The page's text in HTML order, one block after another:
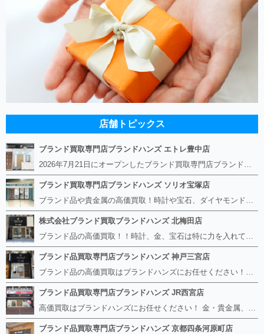
店舗トピックス
ブランド買取専門店ブランドハンズ エトレ豊中店
2026年7月21日にオープンしたブランド買取専門店ブランドハンズ エトレ豊中店です。 阪急豊中駅直結のショッピングモール エトレとよなかの１階に店舗がございます。 金・貴金属、ブランド品、時計、宝石などその他ブランド食器や美容機器、ブランド香水や化粧品などの取り扱いもございます。 熟練の鑑定士が親切・丁寧に接客、査定をさせていただきます。 査定だけでもOK。お気軽にご来店下さいませ！
ブランド買取専門店ブランドハンズ ソリオ宝塚店
ブランド品や貴金属の高価買取！時計や宝石、ダイヤモンドなど家に眠っているものがあったら捨てる前にブランドハンズへお越しください。 査定料は無料、お値段が付くものかお調べいたします！ 宅配買取もありますので使っていない古いルイヴィトンのバッグや財布、壊れているオメガの時計、千切れている金のネックレスや指輪、小型家電も取り扱っておりますのでお気軽にご利用下さい☆ その他ブランド食器、銀シルバー製品、美容機器、脱毛器、スマホなど幅広く取り扱っております！
株式会社ブランド買取ブランドハンズ 北梅田店
ブランド品の高価買取！！時計、金、宝石は特に力を入れています！ ルイヴィトン、シャネル、ロレックス、エルメスはもちろん、グッチ、プラダ、セリーヌ、フェンディなどなど、 その他ブランド食器、銀シルバー製品、美容機器、脱毛器、スマホなど幅広く取り扱っているので まずは無料査定にお越しください！ 手数料は全て無料！全国対応の宅配買取も行っておりますのでお気軽にご連絡下さい！
ブランド品買取専門店ブランドハンズ 神戸三宮店
ブランド品の高価買取はブランドハンズにお任せください！！ 高騰し続けている金・貴金属はもちろん、ルイヴィトン、エルメス、シャネル、ロレックスは特に力を入れております。 その他ブランド食器、銀シルバー製品、美容機器、脱毛器、スマホなど幅広く取り扱っております！ 鑑定士は経験豊富で親切丁寧な対応を心がけております。 鑑定書がないものでもしっかり見させて頂きます。
ブランド品買取専門店ブランドハンズ JR西宮店
高価買取はブランドハンズにお任せください！ 金・貴金属、ルイヴィトン、エルメス、シャネル、ロレックスは特に力を入れておりますが、 他店で断られたボロボロになったバッグや財布、壊れたブランド品、時計、千切れた貴金属もお買取り可能です。 経験豊富な鑑定士が宝石やダイヤモンドの鑑定書がないものでもしっかり見させて頂きます。 その他ブランド食器、銀シルバー製品、美容機器、脱毛器、スマホなど幅広く取り扱っております！ 是非お気軽にお越しください。
ブランド品買取専門店ブランドハンズ 京都四条河原町店